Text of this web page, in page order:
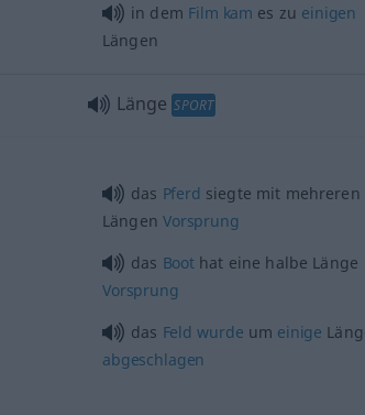
in dem Film kam es zu einigen
Längen
Länge SPORT
das Pferd siegte mit mehreren
Längen Vorsprung
das Boothat eine halbe Länge
Vorsprung
das Feld wurde um einige
abgeschlagen